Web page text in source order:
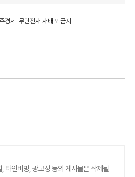
제. 무단전재·재배포 금지